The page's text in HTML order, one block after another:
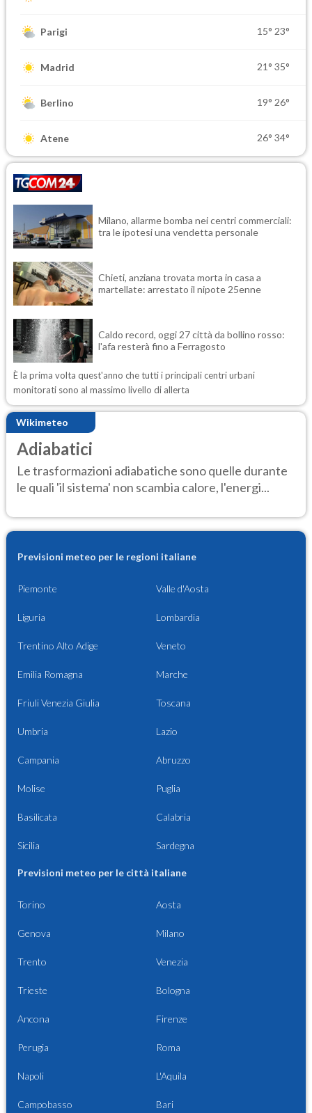
Parigi 15° 23°
Madrid 21° 35°
Berlino 19° 26°
Atene 26° 34°
Milano, allarme bomba nei centri commerciali:
tra le ipotesi una vendetta personale
Chieti, anziana trovata morta in casa a
martellate: arrestato il nipote 25enne
Caldo record, oggi 27 città da bollino rosso:
l'afa resterà fino a Ferragosto
È la prima volta quest'anno che tutti i principali centri urbani
monitorati sono al massimo livello di allerta
Wikimeteo
Adiabatici
Le trasformazioni adiabatiche sono quelle durante
le quali 'il sistema' non scambia calore, l'energi...
Previsioni meteo per le regioni italiane
Piemonte Valle d'Aosta
Liguria Lombardia
Trentino Alto Adige Veneto
Emilia Romagna Marche
Friuli Venezia Giulia Toscana
Umbria Lazio
Campania Abruzzo
Molise Puglia
Basilicata Calabria
Sicilia Sardegna
Previsioni meteo per le città italiane
Torino Aosta
Genova Milano
Trento Venezia
Trieste Bologna
Ancona Firenze
Perugia Roma
Napoli L'Aquila
Campobasso Bari